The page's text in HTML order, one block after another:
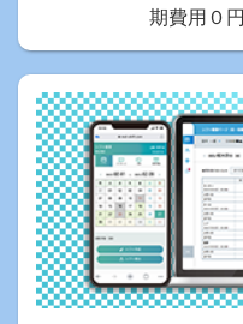
期費用０